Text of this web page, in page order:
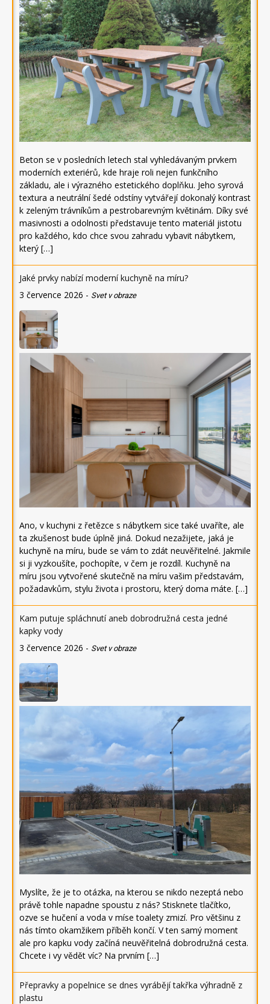
Beton se v posledních letech stal vyhledávaným prvkem
moderních exteriérů, kde hraje roli nejen funkčního
základu, ale i výrazného estetického doplňku. Jeho syrová
textura a neutrální šedé odstíny vytvářejí dokonalý kontrast
k zeleným trávníkům a pestrobarevným květinám. Díky své
masivnosti a odolnosti představuje tento materiál jistotu
pro každého, kdo chce svou zahradu vybavit nábytkem,
který […]
Jaké prvky nabízí moderní kuchyně na míru?
3 července 2026 - Svet v obraze
Ano, v kuchyni z řetězce s nábytkem sice také uvaříte, ale
ta zkušenost bude úplně jiná. Dokud nezažijete, jaká je
kuchyně na míru, bude se vám to zdát neuvěřitelné. Jakmile
si ji vyzkoušíte, pochopíte, v čem je rozdíl. Kuchyně na
míru jsou vytvořené skutečně na míru vašim představám,
požadavkům, stylu života i prostoru, který doma máte. […]
Kam putuje spláchnutí aneb dobrodružná cesta jedné
kapky vody
3 července 2026 - Svet v obraze
Myslíte, že je to otázka, na kterou se nikdo nezeptá nebo
právě tohle napadne spoustu z nás? Stisknete tlačítko,
ozve se hučení a voda v míse toalety zmizí. Pro většinu z
nás tímto okamžikem příběh končí. V ten samý moment
ale pro kapku vody začíná neuvěřitelná dobrodružná cesta.
Chcete i vy vědět víc? Na prvním […]
Přepravky a popelnice se dnes vyrábějí takřka výhradně z
plastu